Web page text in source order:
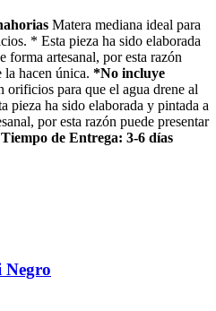
Matera mediana ideal para
* Esta pieza ha sido elaborada
forma artesanal, por esta razón
la hacen única. *No incluye
orificios para que el agua drene al
pieza ha sido elaborada y pintada a
por esta razón puede presentar
Tiempo de Entrega: 3-6 días
Negro